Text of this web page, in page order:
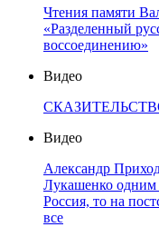
Чтения памяти
«Разделенный
воссоединению»
Видео
СКАЗИТЕЛЬСТВО
Видео
Александр
Лукашенко одним
Россия, то на
все